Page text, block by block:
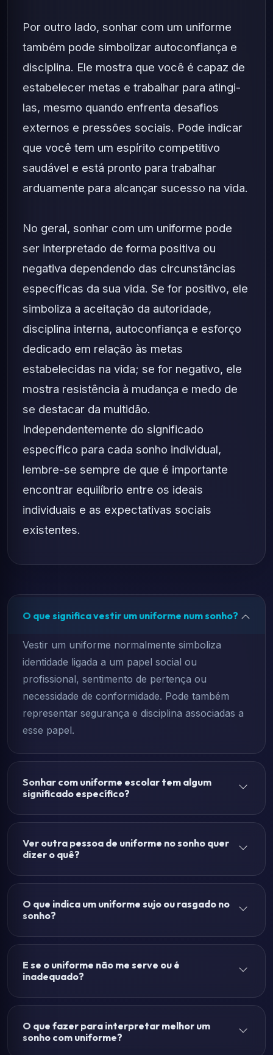
Por outro lado, sonhar com um uniforme
também pode simbolizar autoconfiança e
disciplina. Ele mostra que você é capaz de
estabelecer metas e trabalhar para atingi-
las, mesmo quando enfrenta desafios
externos e pressões sociais. Pode indicar
que você tem um espírito competitivo
saudável e está pronto para trabalhar
arduamente para alcançar sucesso na vida.
No geral, sonhar com um uniforme pode
ser interpretado de forma positiva ou
negativa dependendo das circunstâncias
específicas da sua vida. Se for positivo, ele
simboliza a aceitação da autoridade,
disciplina interna, autoconfiança e esforço
dedicado em relação às metas
estabelecidas na vida; se for negativo, ele
mostra resistência à mudança e medo de
se destacar da multidão.
Independentemente do significado
específico para cada sonho individual,
lembre-se sempre de que é importante
encontrar equilíbrio entre os ideais
individuais e as expectativas sociais
existentes.
O que significa vestir um uniforme num sonho?
Vestir um uniforme normalmente simboliza
identidade ligada a um papel social ou
profissional, sentimento de pertença ou
necessidade de conformidade. Pode também
representar segurança e disciplina associadas a
esse papel.
Sonhar com uniforme escolar tem algum
significado específico?
Ver outra pessoa de uniforme no sonho quer
dizer o quê?
O que indica um uniforme sujo ou rasgado no
sonho?
E se o uniforme não me serve ou é
inadequado?
O que fazer para interpretar melhor um
sonho com uniforme?